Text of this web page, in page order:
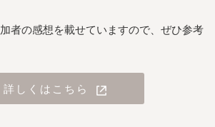
者の感想を載せていますので、ぜひ参考
詳しくはこちら